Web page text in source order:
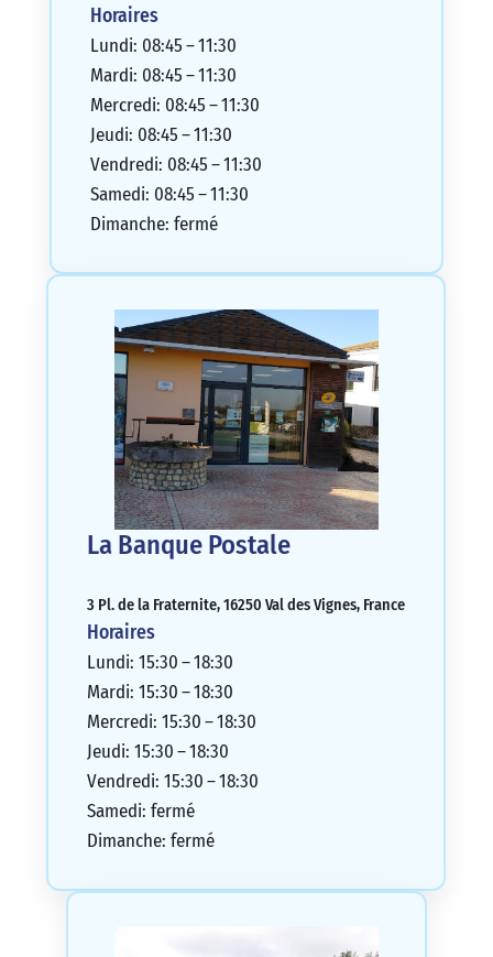
Horaires
Lundi: 08:45 – 11:30
Mardi: 08:45 – 11:30
Mercredi: 08:45 – 11:30
Jeudi: 08:45 – 11:30
Vendredi: 08:45 – 11:30
Samedi: 08:45 – 11:30
Dimanche: fermé
La Banque Postale
3 Pl. de la Fraternite, 16250 Val des Vignes, France
Horaires
Lundi: 15:30 – 18:30
Mardi: 15:30 – 18:30
Mercredi: 15:30 – 18:30
Jeudi: 15:30 – 18:30
Vendredi: 15:30 – 18:30
Samedi: fermé
Dimanche: fermé